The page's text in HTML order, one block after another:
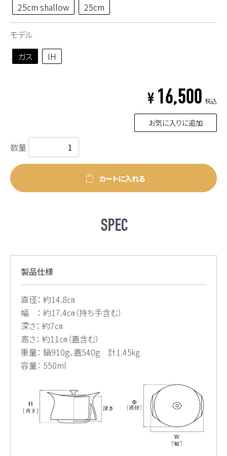
25cm shallow
25cm
モデル
ガス
IH
¥ 16,500 税込
お気に入りに追加
数量
カートに入れる
SPEC
製品仕様
直径： 約14.8㎝
幅 ： 約17.4㎝（持ち手含む）
深さ： 約7㎝
高さ： 約11㎝（蓋含む）
重量： 鍋910g、蓋540g 計1.45㎏
容量： 550ml